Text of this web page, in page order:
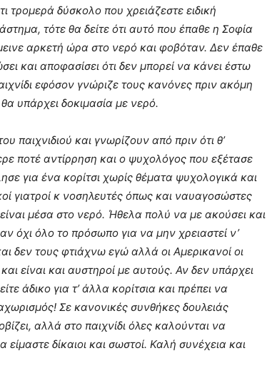
τρομερά δύσκολο που χρειάζεστε ειδική
τότε θα δείτε ότι αυτό που έπαθε η Σοφία
αρκετή ώρα στο νερό και φοβόταν. Δεν έπαθε
και αποφασίσει ότι δεν μπορεί να κάνει έστω
εφόσον γνώριζε τους κανόνες πριν ακόμη
υπάρχει δοκιμασία με νερό.
και γνωρίζουν από πριν ότι θ’
ποτέ αντίρρηση και ο ψυχολόγος που εξέτασε
για ένα κορίτσι χωρίς θέματα ψυχολογικά και
γιατροί κ νοσηλευτές όπως και ναυαγοσώστες
μέσα στο νερό. Ήθελα πολύ να με ακούσει και
όχι όλο το πρόσωπο για να μην χρειαστεί ν’
δεν τους φτιάχνω εγώ αλλά οι Αμερικανοί οι
είναι και αυστηροί με αυτούς. Αν δεν υπάρχει
άδικο για τ’ άλλα κορίτσια και πρέπει να
Σε κανονικές συνθήκες δουλειάς
αλλά στο παιχνίδι όλες καλούνται να
δίκαιοι και σωστοί. Καλή συνέχεια και